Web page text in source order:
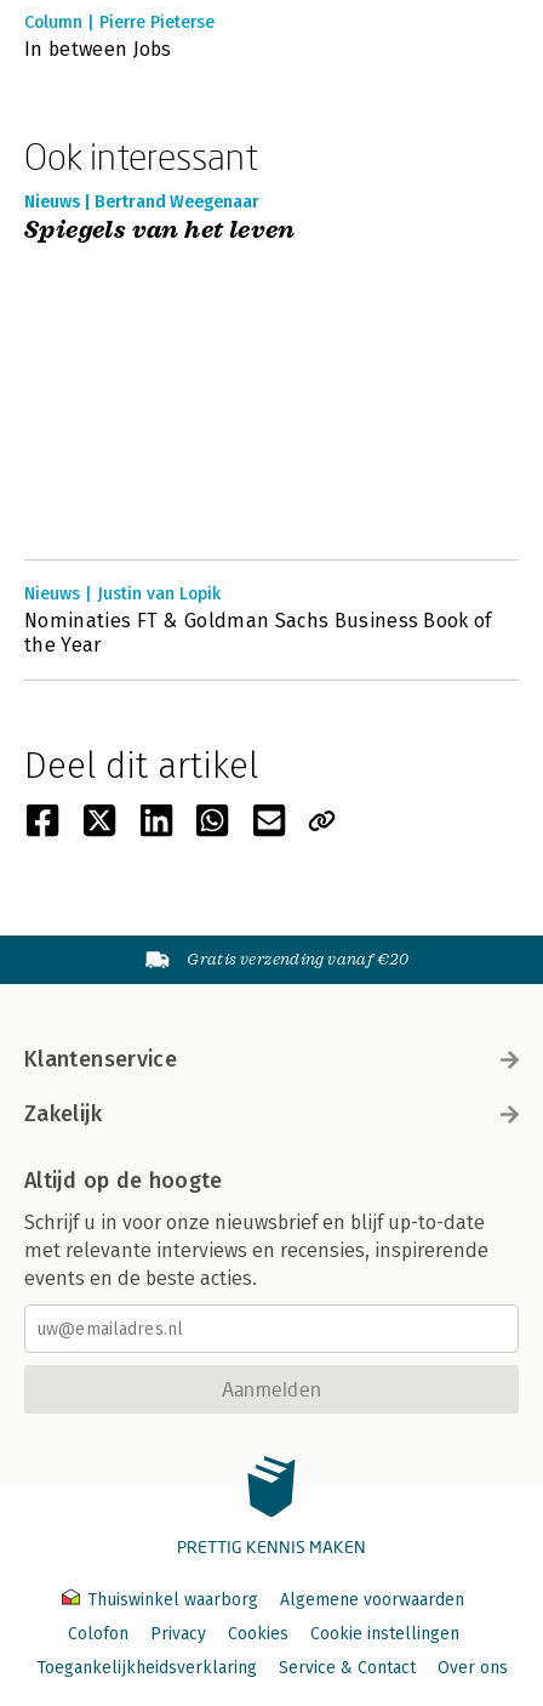
Column | Pierre Pieterse
In between Jobs
Ook interessant
Nieuws | Bertrand Weegenaar
Spiegels van het leven
Nieuws | Justin van Lopik
Nominaties FT & Goldman Sachs Business Book of
the Year
Deel dit artikel
Gratis verzending vanaf €20
Klantenservice
Zakelijk
Altijd op de hoogte
Schrijf u in voor onze nieuwsbrief en blijf up-to-date
met relevante interviews en recensies, inspirerende
events en de beste acties.
Aanmelden
PRETTIG KENNIS MAKEN
Thuiswinkel waarborg
Algemene voorwaarden
Colofon
Privacy Cookies
Cookie instellingen
Toegankelijkheidsverklaring
Service & Contact Over ons